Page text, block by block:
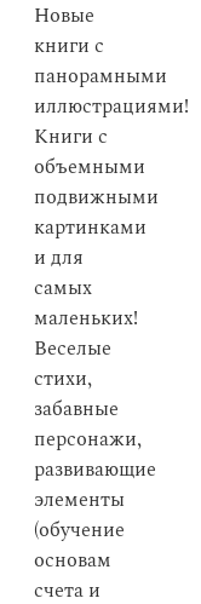
Новые
книги с
панорамными
иллюстрациями!
Книги с
объемными
подвижными
картинками
и для
самых
маленьких!
Веселые
стихи,
забавные
персонажи,
развивающие
элементы
(обучение
основам
счета и